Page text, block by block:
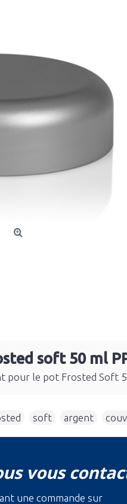
soft 50 ml
pour le pot Frosted Soft
soft argent
vous
une commande sur